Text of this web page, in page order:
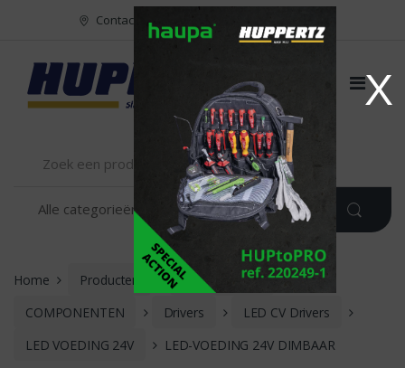
X
Contact
Home Producten
VERLICHTING
COMPONENTEN
Drivers
LED CV Drivers
LED VOEDING 24V
LED-VOEDING 24V DIMBAAR